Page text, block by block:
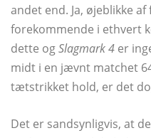
andet end. Ja, øjeblikke
forekommende i ethvert
dette ogSlagmark 4 er
midt i en jævnt matchet
tætstrikket hold, er det
Det er sandsynligvis, at